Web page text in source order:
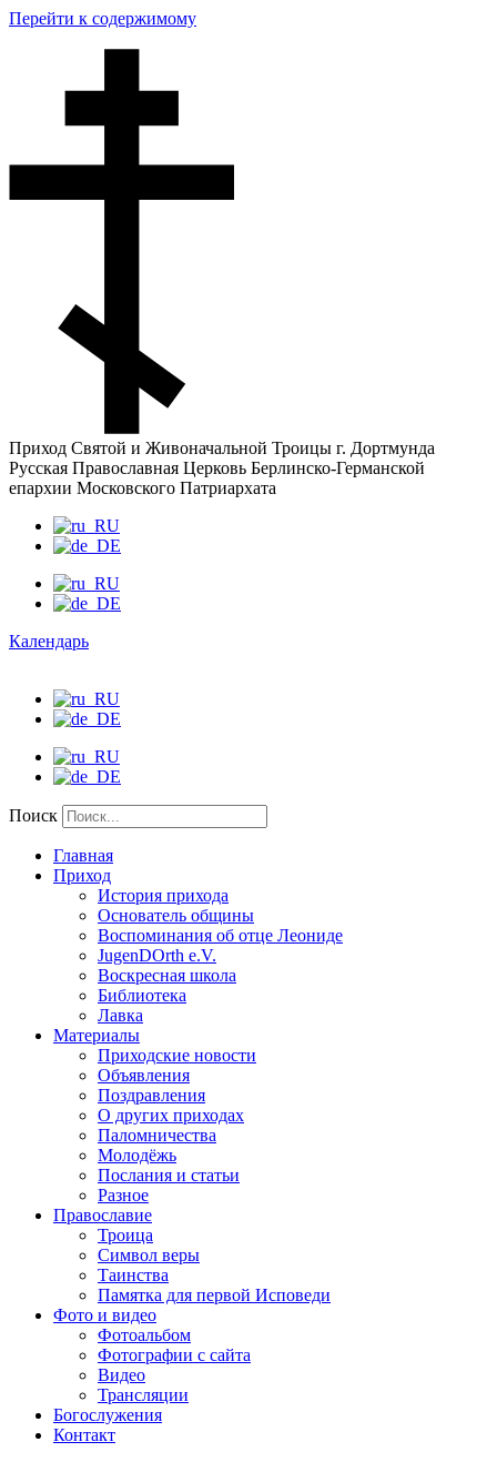
Перейти к содержимому
Приход Святой и Живоначальной Троицы г. Дортмунда
Русская Православная Церковь Берлинско-Германской
епархии Московского Патриархата
Календарь
Поиск
Главная
Приход
История прихода
Основатель общины
Воспоминания об отце Леониде
JugenDOrth e.V.
Воскресная школа
Библиотека
Лавка
Материалы
Приходские новости
Объявления
Поздравления
О других приходах
Паломничества
Молодёжь
Послания и статьи
Разное
Православие
Троица
Символ веры
Таинства
Памятка для первой Исповеди
Фото и видео
Фотоальбом
Фотографии с сайта
Видео
Трансляции
Богослужения
Контакт